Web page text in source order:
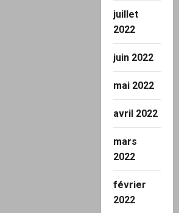
juillet
2022
juin 2022
mai 2022
avril 2022
mars
2022
février
2022